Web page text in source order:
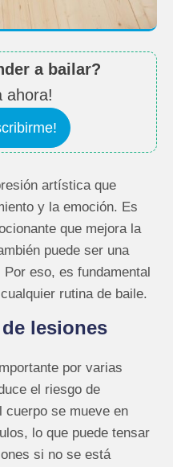
a bailar?
ahora!
artística que
y la emoción. Es
que mejora la
puede ser una
eso, es fundamental
rutina de baile.
lesiones
por varias
el riesgo de
cuerpo se mueve en
lo que puede tensar
si no se está